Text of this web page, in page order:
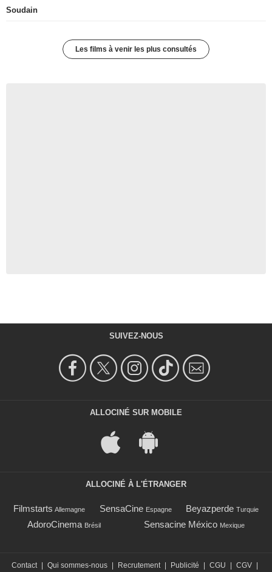
Soudain
Les films à venir les plus consultés
SUIVEZ-NOUS
ALLOCINÉ SUR MOBILE
ALLOCINÉ À L'ÉTRANGER
Filmstarts Allemagne SensaCine Espagne Beyazperde Turquie
AdoroCinema Brésil Sensacine México Mexique
Contact | Qui sommes-nous | Recrutement | Publicité | CGU | CGV |